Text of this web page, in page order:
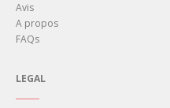
Avis
A propos
FAQs
LEGAL